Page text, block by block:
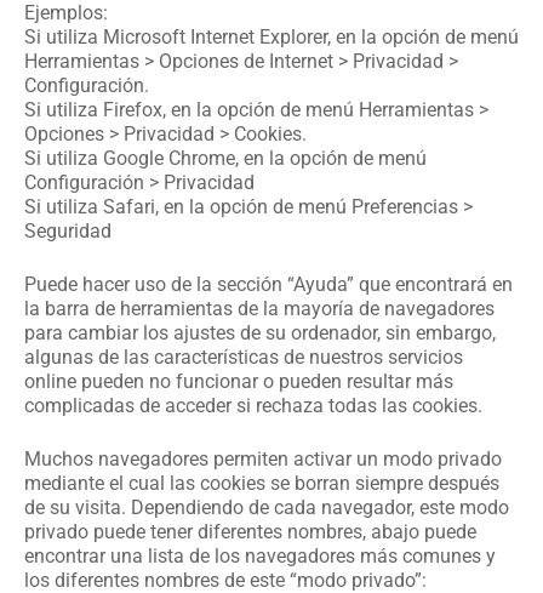
Ejemplos:
Si utiliza Microsoft Internet Explorer, en la opción de menú
Herramientas > Opciones de Internet > Privacidad >
Configuración.
Si utiliza Firefox, en la opción de menú Herramientas >
Opciones > Privacidad > Cookies.
Si utiliza Google Chrome, en la opción de menú
Configuración > Privacidad
Si utiliza Safari, en la opción de menú Preferencias >
Seguridad
Puede hacer uso de la sección “Ayuda” que encontrará en
la barra de herramientas de la mayoría de navegadores
para cambiar los ajustes de su ordenador, sin embargo,
algunas de las características de nuestros servicios
online pueden no funcionar o pueden resultar más
complicadas de acceder si rechaza todas las cookies.
Muchos navegadores permiten activar un modo privado
mediante el cual las cookies se borran siempre después
de su visita. Dependiendo de cada navegador, este modo
privado puede tener diferentes nombres, abajo puede
encontrar una lista de los navegadores más comunes y
los diferentes nombres de este “modo privado”: